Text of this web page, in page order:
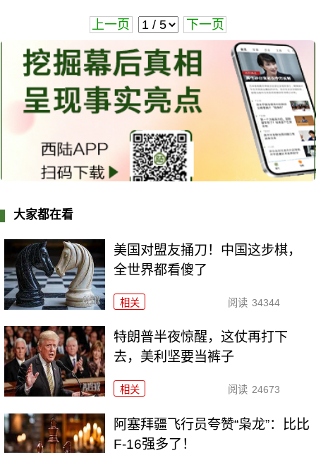
上一页 下一页
大家都在看
美国对盟友捅刀！中国这步棋，
全世界都看傻了
相关 阅读 34344
特朗普半夜惊醒，这仗再打下
去，美利坚要当裤子
相关 阅读 24673
阿塞拜疆飞行员夸赞“枭龙”：比比
F-16强多了！